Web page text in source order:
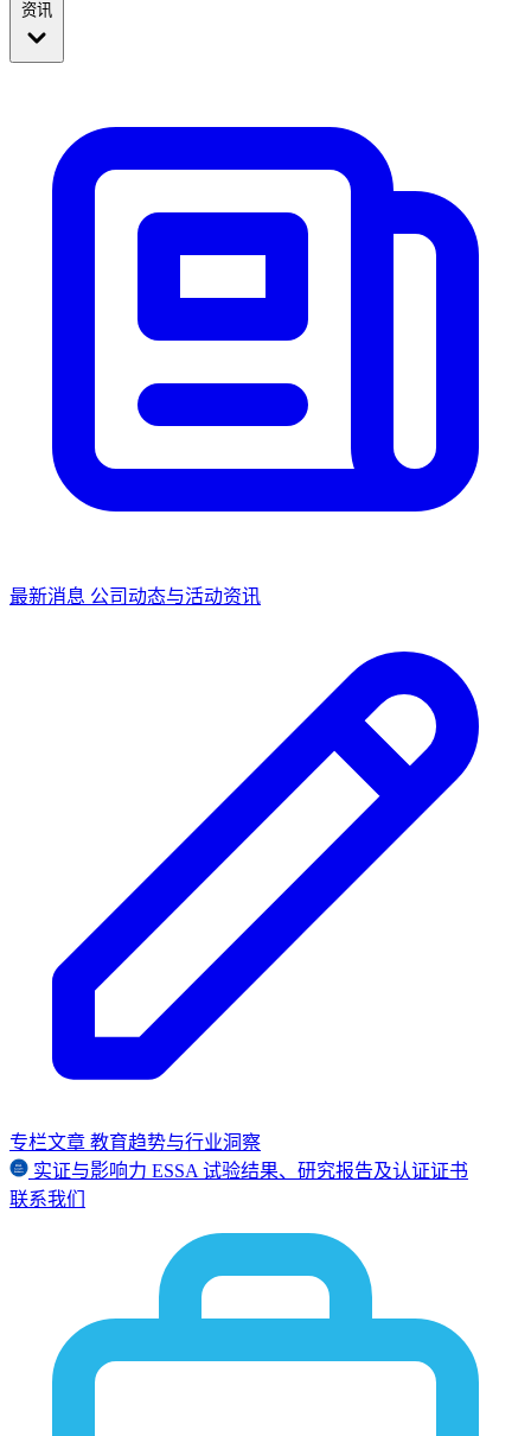
资讯
最新消息 公司动态与活动资讯
专栏文章 教育趋势与行业洞察
实证与影响力 ESSA 试验结果、研究报告及认证证书
联系我们